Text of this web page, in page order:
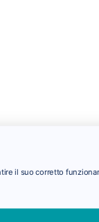
il suo corretto